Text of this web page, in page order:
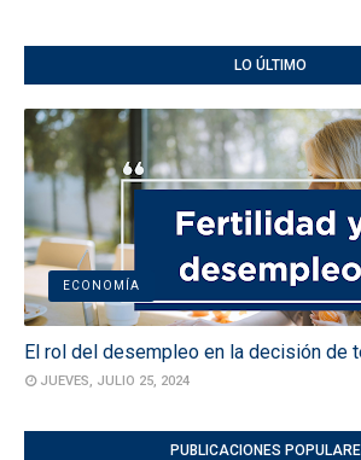
LO ÚLTIMO
ECONOMÍA
El rol del desempleo en la decisión de
JUEVES, JULIO 25, 2024
PUBLICACIONES